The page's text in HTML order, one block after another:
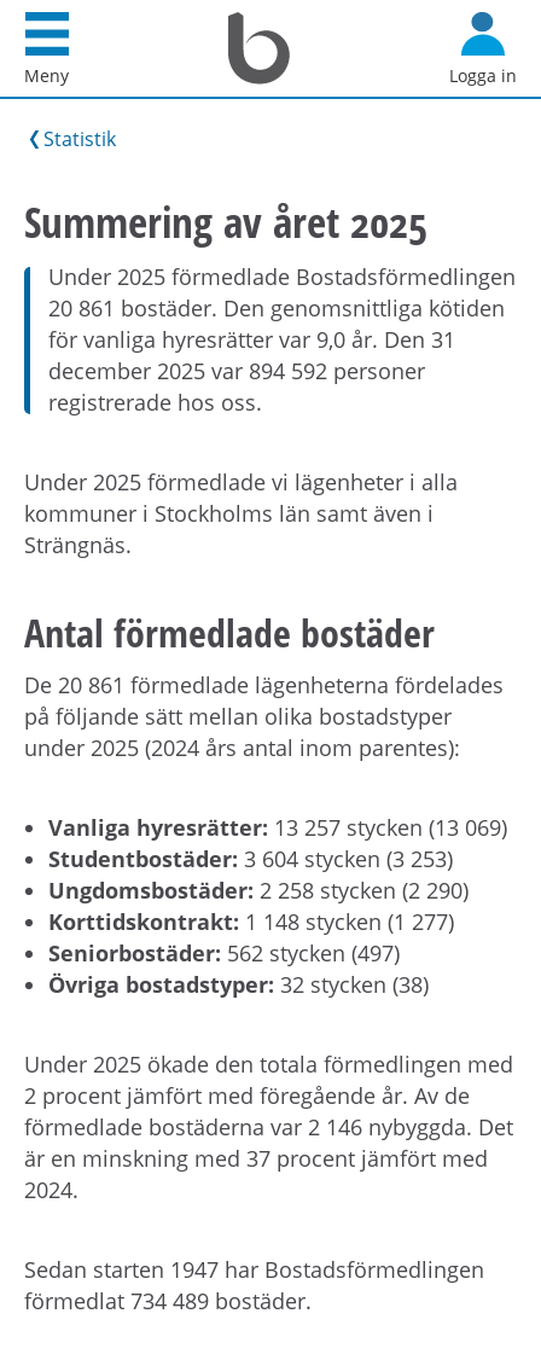
d
k
t
i
l
l
n
e
l
t
Meny
Startsida
Bostadsförmedlingen
i
Logga in
Statistik
Summering av året 2025
Under 2025 förmedlade Bostadsförmedlingen
20 861 bostäder. Den genomsnittliga kötiden
för vanliga hyresrätter var 9,0 år. Den 31
december 2025 var 894 592 personer
registrerade hos oss.
Under 2025 förmedlade vi lägenheter i alla
kommuner i Stockholms län samt även i
Strängnäs.
Antal förmedlade bostäder
De 20 861 förmedlade lägenheterna fördelades
på följande sätt mellan olika bostadstyper
under 2025 (2024 års antal inom parentes):
Vanliga hyresrätter: 13 257 stycken (13 069)
Studentbostäder: 3 604 stycken (3 253)
Ungdomsbostäder: 2 258 stycken (2 290)
Korttidskontrakt: 1 148 stycken (1 277)
Seniorbostäder: 562 stycken (497)
Övriga bostadstyper: 32 stycken (38)
Under 2025 ökade den totala förmedlingen med
2 procent jämfört med föregående år. Av de
förmedlade bostäderna var 2 146 nybyggda. Det
är en minskning med 37 procent jämfört med
2024.
Sedan starten 1947 har Bostadsförmedlingen
förmedlat 734 489 bostäder.